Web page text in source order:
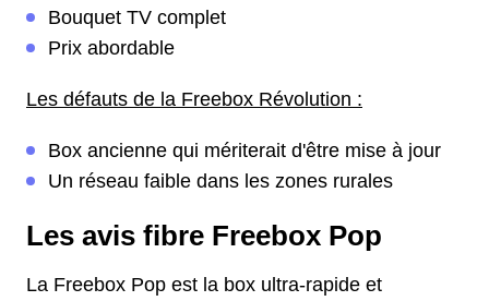
Bouquet TV complet
Prix abordable
Les défauts de la Freebox Révolution :
Box ancienne qui mériterait d'être mise à jour
Un réseau faible dans les zones rurales
Les avis fibre Freebox Pop
La Freebox Pop est la box ultra-rapide et